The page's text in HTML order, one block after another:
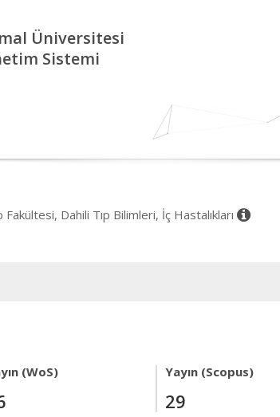
Üniversitesi
Sistemi
Dahili Tıp Bilimleri, İç Hastalıkları
(WoS) Yayın (Scopus)
29